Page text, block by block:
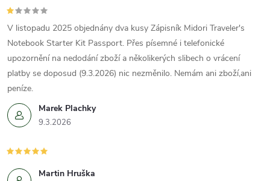
Marek Plachky
9.3.2026
V listopadu 2025 objednány dva kusy Zápisník Midori Traveler's
Notebook Starter Kit Passport. Přes písemné i telefonické
upozornění na nedodání zboží a několikerých slibech o vrácení
platby se doposud (9.3.2026) nic nezměnilo. Nemám ani zboží,ani
peníze.
Martin Hruška